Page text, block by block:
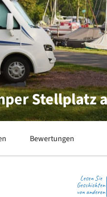
Stellplatz
Bewertungen
Lesen Sie
Geschichten
von anderen